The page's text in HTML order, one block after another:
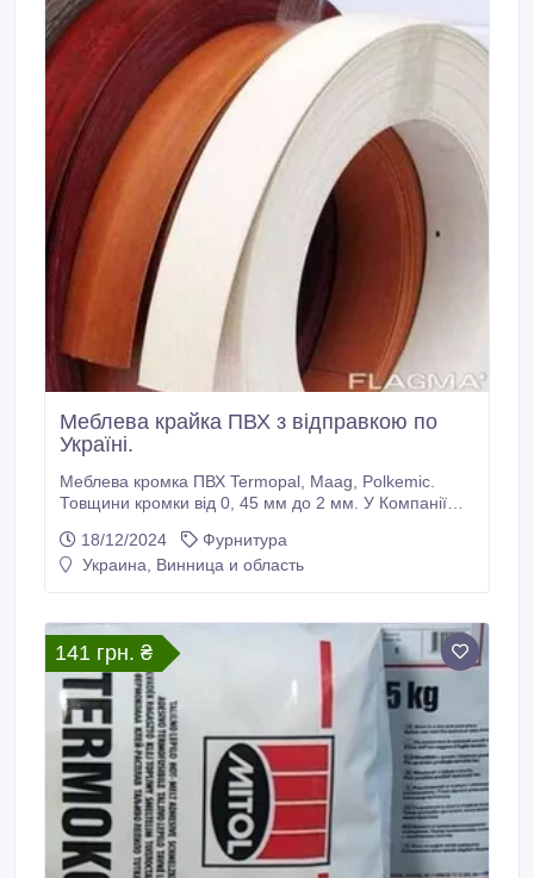
Меблева крайка ПВХ з відправкою по
Україні.
Меблева кромка ПВХ Termopal, Maag, Polkemic.
Товщини кромки від 0, 45 мм до 2 мм. У Компанії
меблеву кромку ПВХ під будь-який декор ЛДСП.
Швидка відправка з Харкова та Києва по всій Україні.
18/12/2024
Фурнитура
Украина, Винница и область
141 грн. ₴